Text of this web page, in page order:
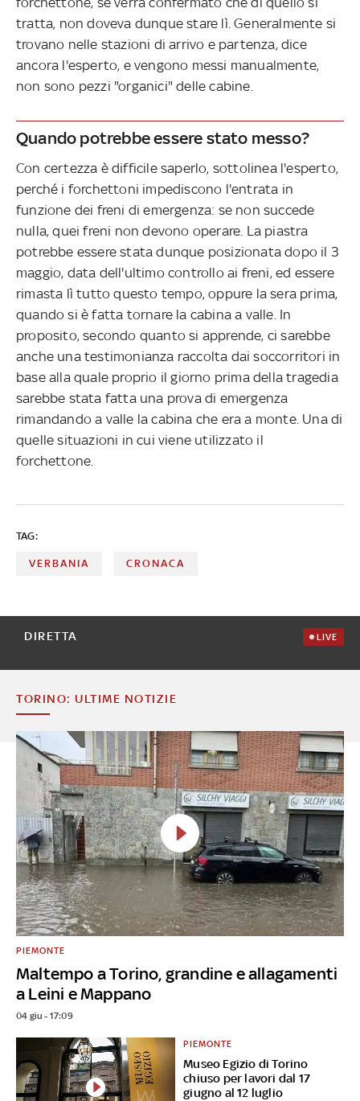
tratta, non doveva dunque stare lì. Generalmente si
trovano nelle stazioni di arrivo e partenza, dice
ancora l'esperto, e vengono messi manualmente,
non sono pezzi "organici" delle cabine.
Quando potrebbe essere stato messo?
Con certezza è difficile saperlo, sottolinea l'esperto,
perché i forchettoni impediscono l'entrata in
funzione dei freni di emergenza: se non succede
nulla, quei freni non devono operare. La piastra
potrebbe essere stata dunque posizionata dopo il 3
maggio, data dell'ultimo controllo ai freni, ed essere
rimasta lì tutto questo tempo, oppure la sera prima,
quando si è fatta tornare la cabina a valle. In
proposito, secondo quanto si apprende, ci sarebbe
anche una testimonianza raccolta dai soccorritori in
base alla quale proprio il giorno prima della tragedia
sarebbe stata fatta una prova di emergenza
rimandando a valle la cabina che era a monte. Una di
quelle situazioni in cui viene utilizzato il
forchettone.
TAG:
VERBANIA CRONACA
DIRETTA LIVE
TORINO: ULTIME NOTIZIE
Maltempo a Torino, grandine e allagamenti
a Leini e Mappano
PIEMONTE
04 giu - 17:09
Museo Egizio di Torino
chiuso per lavori dal 17
giugno al 12 luglio
PIEMONTE